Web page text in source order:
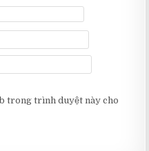
trong trình duyệt này cho